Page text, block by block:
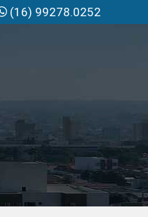
(16) 99278.0252